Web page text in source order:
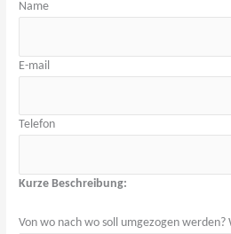
Name
E-mail
Telefon
Kurze Beschreibung:
Von wo nach wo soll umgezogen